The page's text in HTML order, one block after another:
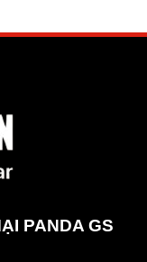
PANDA GS